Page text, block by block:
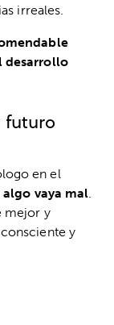
irreales.
desarrollo
futuro
en el
vaya mal.
mejor y
y